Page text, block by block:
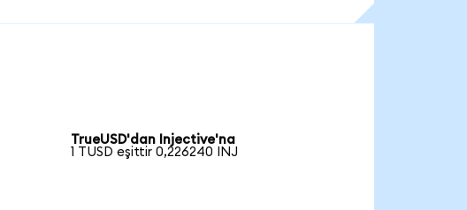
TrueUSD'dan Injective'na
1 TUSD eşittir 0,226240 INJ